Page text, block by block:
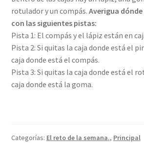
rotulador y un compás. Averigua
con las siguientes pistas:
Pista 1: El compás y el lápiz están en
Pista 2: Si quitas la caja donde está el
caja donde está el compás.
Pista 3: Si quitas la caja donde está el
caja donde está la goma.
Categorías: El reto de la semana., Principal